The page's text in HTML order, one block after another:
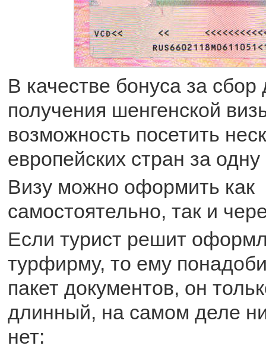
В качестве бонуса за
получения шенгенской
возможность посетить
европейских стран за одну
Визу можно оформить как
самостоятельно, так и
Если турист решит
турфирму, то ему
пакет документов, он
длинный, на самом деле
нет: